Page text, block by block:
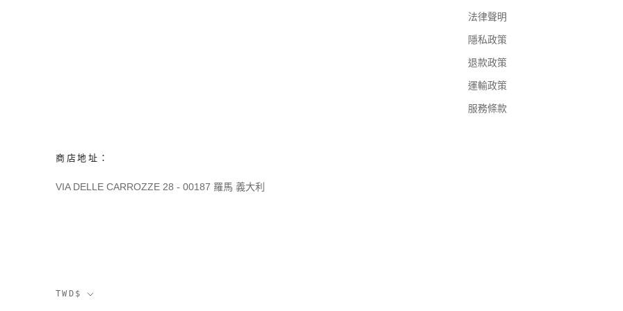
法律聲明
隱私政策
退款政策
運輸政策
服務條款
商店地址：
VIA DELLE CARROZZE 28 - 00187 羅馬 義大利
貨
TWD$